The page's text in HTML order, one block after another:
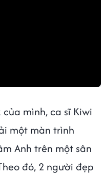
mình, ca sĩ Kiwi
một màn trình
Anh trên một sân
đó, 2 người đẹp